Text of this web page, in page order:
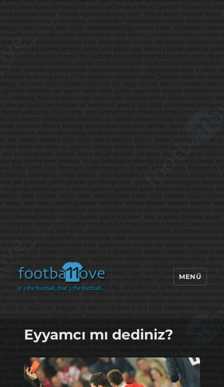
footbaLLove
MENÜ
Eyyamcı mı dediniz?